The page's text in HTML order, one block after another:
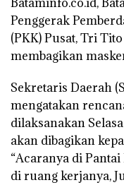
Penggerak
(PKK) Pusat, Tri
membagikan
Sekretaris Daerah
mengatakan
dilaksanakan
akan dibagikan
“Acaranya di
di ruang kerjanya,